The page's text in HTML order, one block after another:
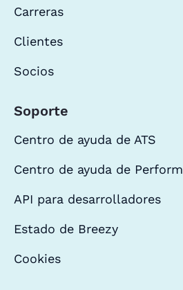
Carreras
Clientes
Socios
Soporte
Centro de ayuda de ATS
Centro de ayuda de Perform
API para desarrolladores
Estado de Breezy
Cookies